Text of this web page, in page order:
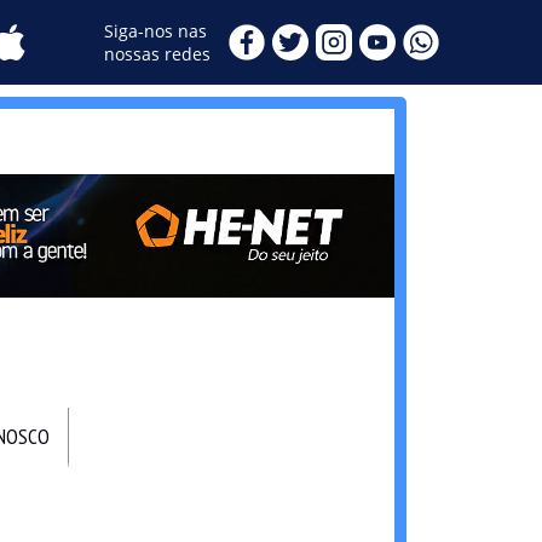
Siga-nos nas
nossas redes